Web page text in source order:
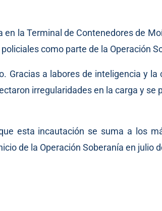
la Terminal de Contenedores de
como parte de la Operación
Gracias a labores de inteligencia y la
irregularidades en la carga y se
esta incautación se suma a los
de la Operación Soberanía en julio